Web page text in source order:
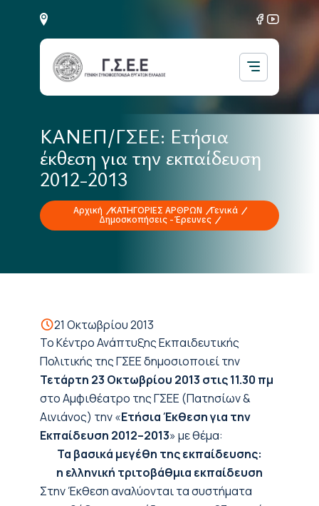
ΚΑΝΕΠ/ΓΣΕΕ: Ετήσια
έκθεση για την εκπαίδευση
2012-2013
Αρχική ΚΑΤΗΓΟΡΙΕΣ ΑΡΘΡΩΝ
Γενικά
Δημοσκοπήσεις - Έρευνες
21 Οκτωβρίου 2013
Το Κέντρο Ανάπτυξης Εκπαιδευτικής
Πολιτικής της ΓΣΕΕ δημοσιοποιεί την
Τετάρτη 23 Οκτωβρίου 2013 στις 11.30 πμ
στο Αμφιθέατρο της ΓΣΕΕ (Πατησίων &
Αινιάνος) την «Ετήσια Έκθεση για την
Εκπαίδευση 2012–2013» με θέμα:
Τα βασικά μεγέθη της εκπαίδευσης:
η ελληνική τριτοβάθμια εκπαίδευση
Στην Έκθεση αναλύονται τα συστήματα